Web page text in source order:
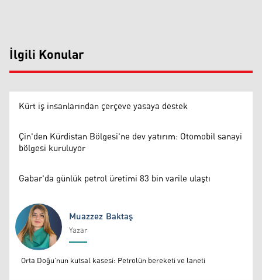
İlgili Konular
Kürt iş insanlarından çerçeve yasaya destek
Çin'den Kürdistan Bölgesi'ne dev yatırım: Otomobil sanayi
bölgesi kuruluyor
Gabar'da günlük petrol üretimi 83 bin varile ulaştı
Muazzez Baktaş
Muazzez Baktaş
Yazar
Orta Doğu’nun kutsal kasesi: Petrolün bereketi ve laneti